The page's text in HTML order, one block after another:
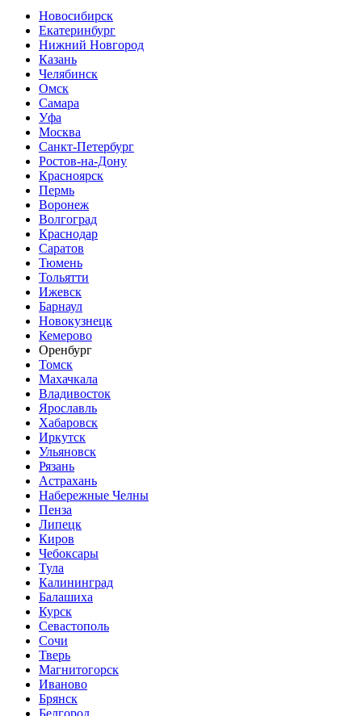
Новосибирск
Екатеринбург
Нижний Новгород
Казань
Челябинск
Омск
Самара
Уфа
Москва
Санкт-Петербург
Ростов-на-Дону
Красноярск
Пермь
Воронеж
Волгоград
Краснодар
Саратов
Тюмень
Тольятти
Ижевск
Барнаул
Новокузнецк
Кемерово
Оренбург
Томск
Махачкала
Владивосток
Ярославль
Хабаровск
Иркутск
Ульяновск
Рязань
Астрахань
Набережные Челны
Пенза
Липецк
Киров
Чебоксары
Тула
Калининград
Балашиха
Курск
Севастополь
Сочи
Тверь
Магнитогорск
Иваново
Брянск